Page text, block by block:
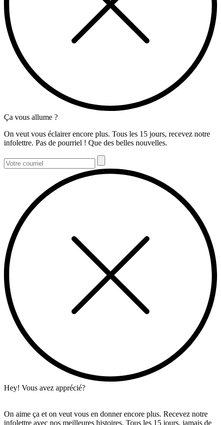
Ça vous allume ?
On veut vous éclairer encore plus. Tous les 15 jours, recevez notre
infolettre. Pas de pourriel ! Que des belles nouvelles.
Hey! Vous avez apprécié?
On aime ça et on veut vous en donner encore plus. Recevez notre
infolettre avec nos meilleures histoires. Tous les 15 jours, jamais de